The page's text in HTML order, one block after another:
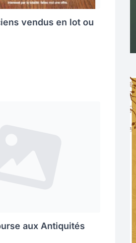
vendus en lot ou
aux Antiquités